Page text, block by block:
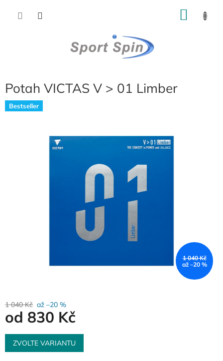
Potah VICTAS V > 01 Limber
Bestseller
1 040 Kč
až –20 %
1 040 Kč až –20 %
od 830 Kč
Měrná
cena:
ZVOLTE VARIANTU